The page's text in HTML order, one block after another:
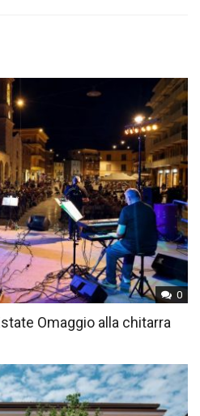
0
Omaggio alla chitarra